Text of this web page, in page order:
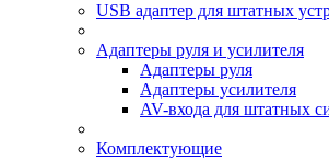
USB адаптер для штатных
Адаптеры руля и усилителя
Адаптеры руля
Адаптеры усилителя
AV-входа для штатных
Комплектующие